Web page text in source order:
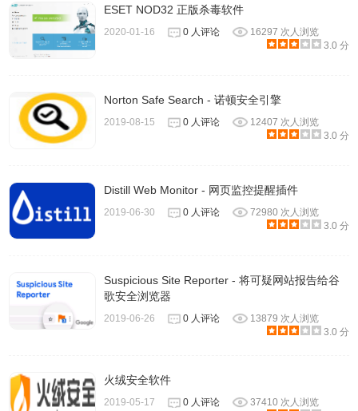
ESET NOD32 正版杀毒软件
2020-01-16 0 人评论
16297 次人浏览
3.0 分
Norton Safe Search - 诺顿安全引擎
2019-08-15 0 人评论
12407 次人浏览
3.0 分
Distill Web Monitor - 网页监控提醒插件
2019-06-30 0 人评论
72980 次人浏览
3.0 分
Suspicious Site Reporter - 将可疑网站报告给谷
歌安全浏览器
2019-06-26 0 人评论
13879 次人浏览
3.0 分
火绒安全软件
2019-05-17 0 人评论
37410 次人浏览